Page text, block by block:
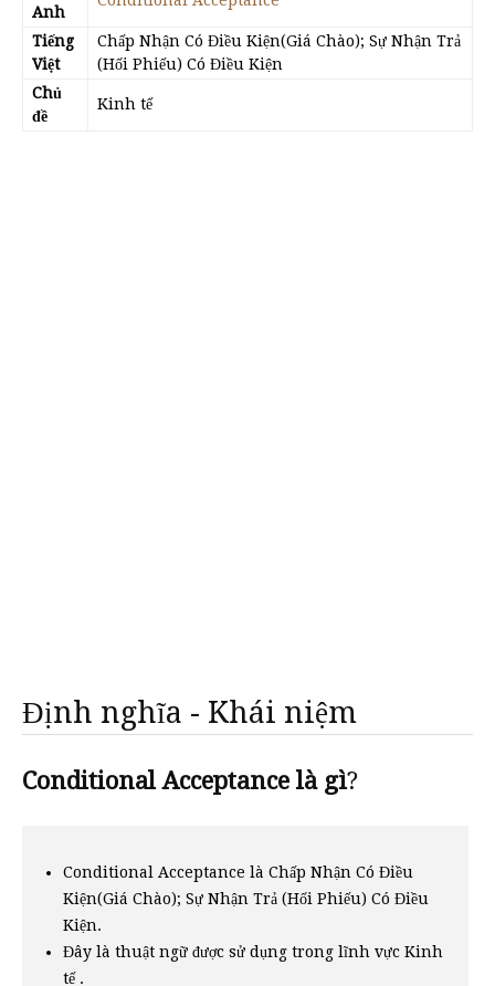
Anh
Tiếng
Việt
Chấp Nhận Có Điều Kiện(Giá Chào); Sự Nhận Trả
(Hối Phiếu) Có Điều Kiện
Chủ
đề
Kinh tế
Định nghĩa - Khái niệm
Conditional Acceptance là gì?
Conditional Acceptance là Chấp Nhận Có Điều
Kiện(Giá Chào); Sự Nhận Trả (Hối Phiếu) Có Điều
Kiện.
Đây là thuật ngữ được sử dụng trong lĩnh vực Kinh
tế .